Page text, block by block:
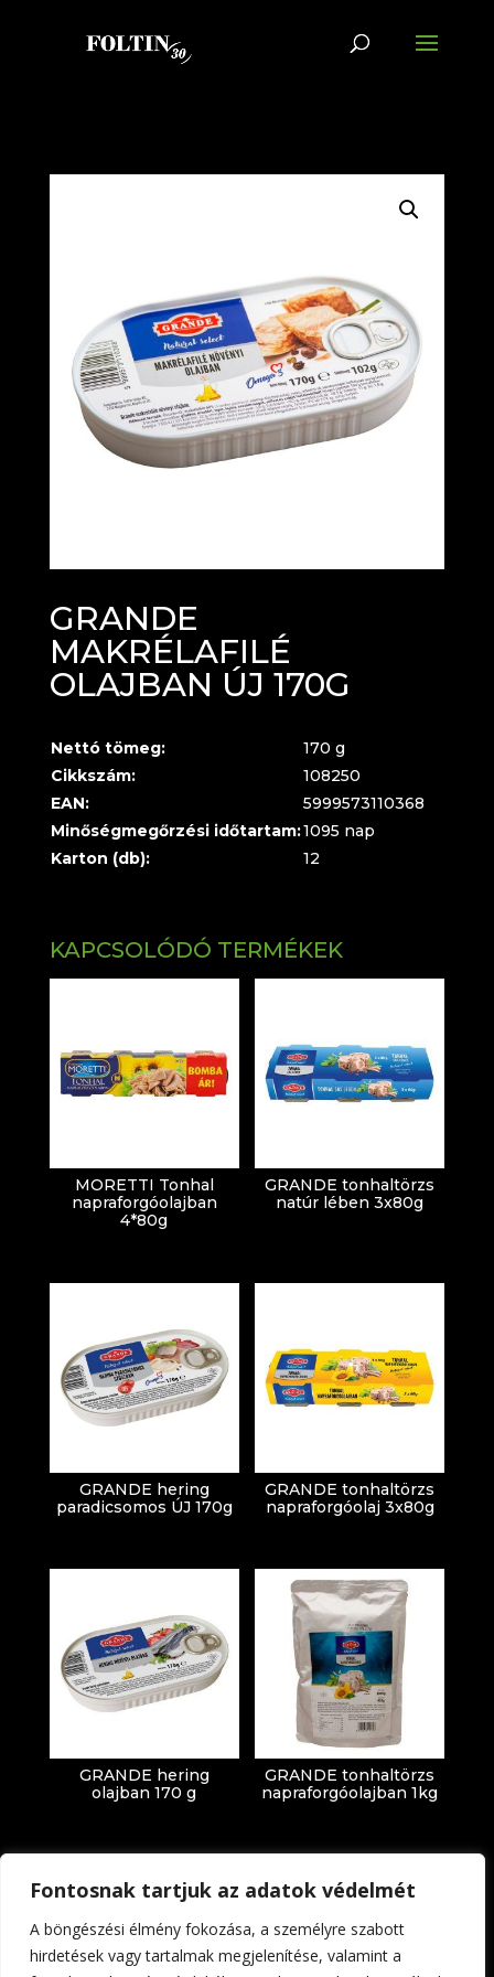
Fontosnak tartjuk az adatok védelmét
A böngészési élmény fokozása, a személyre szabott
hirdetések vagy tartalmak megjelenítése, valamint a
GRANDE
MAKRÉLAFILÉ
OLAJBAN ÚJ 170G
Nettó tömeg:
170 g
Cikkszám:
108250
EAN:
5999573110368
Minőségmegőrzési időtartam:1095 nap
Karton (db):
12
KAPCSOLÓDÓ TERMÉKEK
MORETTI Tonhal
napraforgóolajban
4*80g
GRANDE tonhaltörzs
natúr lében 3x80g
GRANDE hering
paradicsomos ÚJ 170g
GRANDE tonhaltörzs
napraforgóolaj 3x80g
GRANDE hering
olajban 170 g
GRANDE tonhaltörzs
napraforgóolajban 1kg